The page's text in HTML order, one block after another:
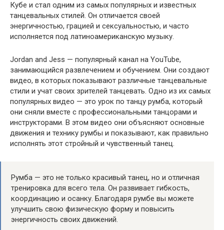
Кубе и стал одним из самых популярных и известных
танцевальных стилей. Он отличается своей
энергичностью, грацией и сексуальностью, и часто
исполняется под латиноамериканскую музыку.
Jordan and Jess — популярный канал на YouTube,
занимающийся развлечением и обучением. Они создают
видео, в которых показывают различные танцевальные
стили и учат своих зрителей танцевать. Одно из их самых
популярных видео — это урок по танцу румба, который
они сняли вместе с профессиональными танцорами и
инструкторами. В этом видео они объясняют основные
движения и технику румбы и показывают, как правильно
исполнять этот стройный и чувственный танец.
Румба — это не только красивый танец, но и отличная
тренировка для всего тела. Он развивает гибкость,
координацию и осанку. Благодаря румбе вы можете
улучшить свою физическую форму и повысить
энергичность своих движений.